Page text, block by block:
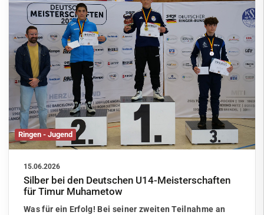
Ringen - Jugend
15.06.2026
Silber bei den Deutschen U14-Meisterschaften
für Timur Muhametow
Was für ein Erfolg! Bei seiner zweiten Teilnahme an